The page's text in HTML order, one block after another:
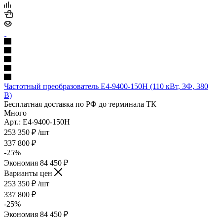
Частотный преобразователь E4-9400-150H (110 кВт, 3Ф, 380
В)
Бесплатная доставка по РФ до терминала ТК
Много
Арт.: E4-9400-150H
253 350 ₽ /шт
337 800 ₽
-25%
Экономия 84 450 ₽
Варианты цен
253 350 ₽ /шт
337 800 ₽
-25%
Экономия 84 450 ₽